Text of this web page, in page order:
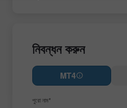
নিবন্ধন করুন
MT4
পুরো নাম*